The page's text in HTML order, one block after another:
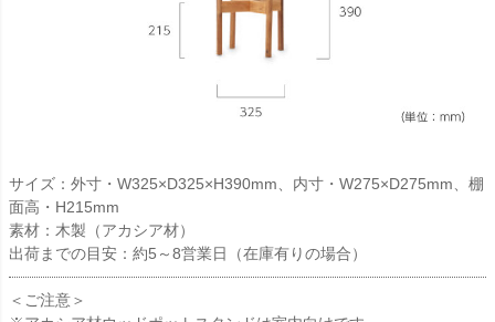
サイズ：外寸・W325×D325×H390mm、内寸・W275×D275mm、棚
面高・H215mm
素材：木製（アカシア材）
出荷までの目安：約5～8営業日（在庫有りの場合）
＜ご注意＞